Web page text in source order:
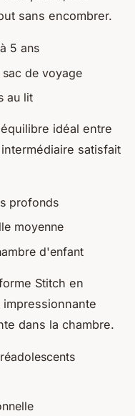
sans encombrer.
5 ans
sac de voyage
au lit
idéal entre
satisfait
profonds
moyenne
d'enfant
Stitch en
dans la chambre.